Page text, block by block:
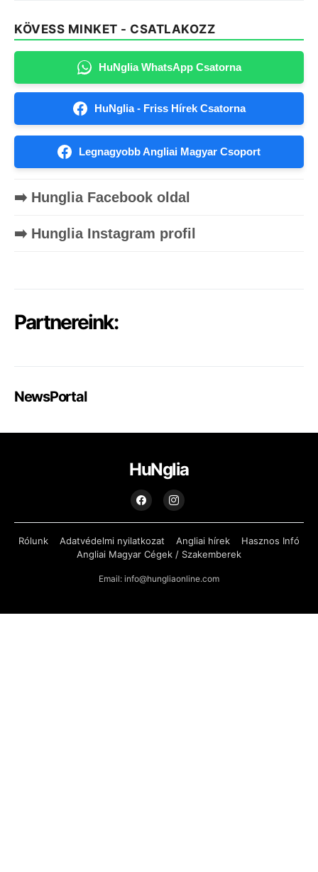
KÖVESS MINKET - CSATLAKOZZ
HuNglia WhatsApp Csatorna
HuNglia - Friss Hírek Csatorna
Legnagyobb Angliai Magyar Csoport
➡️ Hunglia Facebook oldal
➡️ Hunglia Instagram profil
Partnereink:
NewsPortal
HuNglia
Rólunk Adatvédelmi nyilatkozat Angliai hírek
Hasznos Infó
Angliai Magyar Cégek / Szakemberek
Email: info@hungliaonline.com